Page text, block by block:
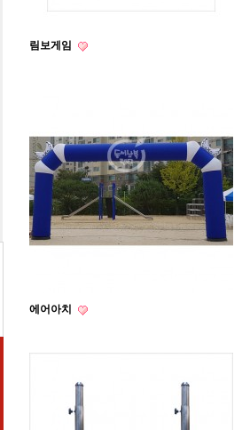
림보게임
에어아치